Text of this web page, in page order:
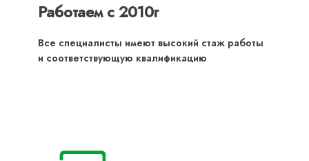
Работаем с 2010г
Все специалисты имеют высокий стаж работы
и соответствующую квалификацию